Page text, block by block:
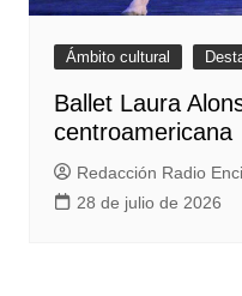
Ámbito cultural
Ballet Laura
centroamericana
Redacción Radio
28 de julio de 2026